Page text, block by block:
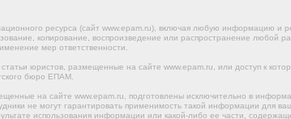
ресурса (сайт www.epam.ru), включая любую информацию и
копирование, воспроизведение или распространение любой
мер ответственности.
юристов, размещенные на сайте www.epam.ru, или доступ к
бюро ЕПАМ.
на сайте www.epam.ru, подготовлены исключительно в
не могут гарантировать применимость такой информации
использования информации или какой-либо ее части,